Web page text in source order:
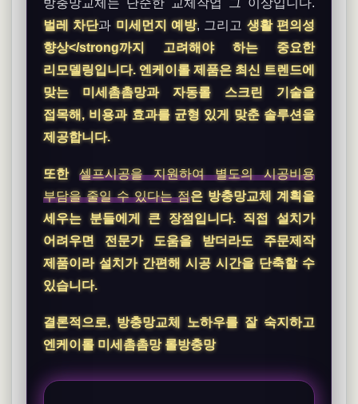
벌레 차단과 미세먼지 예방, 그리고 생활 편의성
향상</strong까지 고려해야 하는 중요한
리모델링입니다. 엔케이롤 제품은 최신 트렌드에
맞는 미세촘촘망과 자동롤 스크린 기술을
접목해, 비용과 효과를 균형 있게 맞춘 솔루션을
제공합니다.
또한 셀프시공을 지원하여 별도의 시공비용
부담을 줄일 수 있다는 점은 방충망교체 계획을
세우는 분들에게 큰 장점입니다. 직접 설치가
어려우면 전문가 도움을 받더라도 주문제작
제품이라 설치가 간편해 시공 시간을 단축할 수
있습니다.
결론적으로, 방충망교체 노하우를 잘 숙지하고
엔케이롤 미세촘촘망 롤방충망